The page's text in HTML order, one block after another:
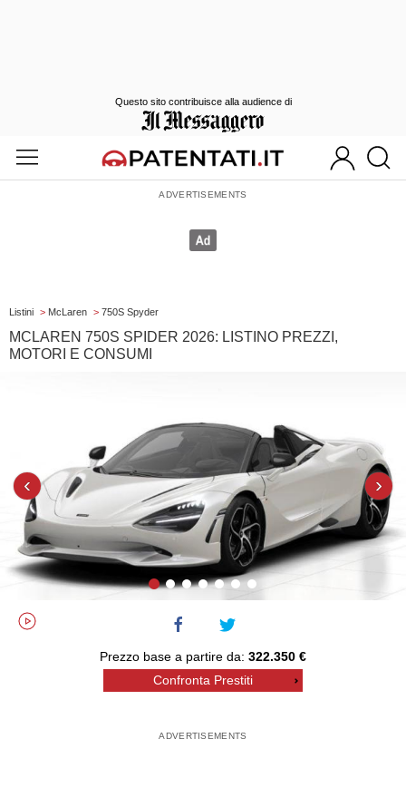
Listini > McLaren > 750S Spyder
MCLAREN 750S SPIDER 2026: LISTINO PREZZI,
MOTORI E CONSUMI
‹ ›
Prezzo base a partire da: 322.350 €
Confronta Prestiti
Questo sito contribuisce alla audience di